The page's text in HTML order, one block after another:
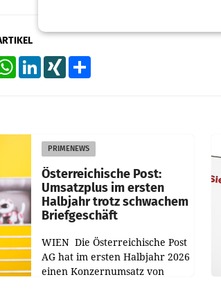
WhatsAppLinkedInXING
PRIMENEWS
Österreichische Post:
Umsatzplus im ersten
Halbjahr trotz schwachem
Briefgeschäft
WIEN Die Österreichische Post
AG hat im ersten Halbjahr 2026
einen Konzernumsatz von